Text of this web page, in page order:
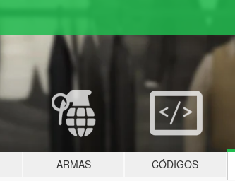
ARMAS CÓDIGOS